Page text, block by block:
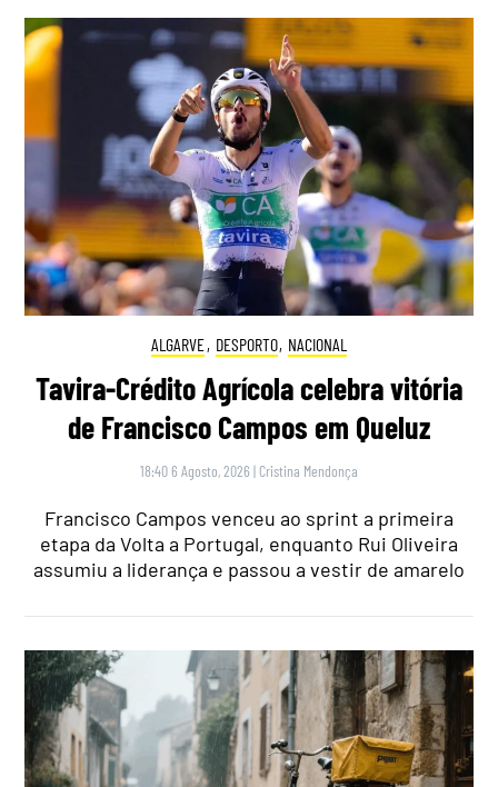
ALGARVE, DESPORTO, NACIONAL
Tavira-Crédito Agrícola celebra vitória
de Francisco Campos em Queluz
18:40 6 Agosto, 2026 | Cristina Mendonça
Francisco Campos venceu ao sprint a primeira
etapa da Volta a Portugal, enquanto Rui Oliveira
assumiu a liderança e passou a vestir de amarelo